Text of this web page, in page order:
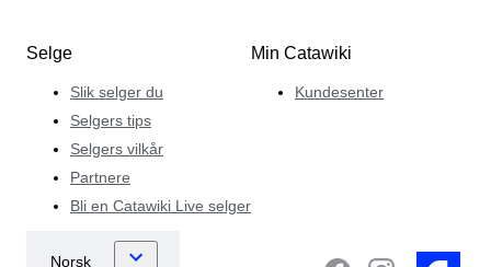
Selge
Slik selger du
Selgers tips
Selgers vilkår
Partnere
Bli en Catawiki Live selger
Min Catawiki
Kundesenter